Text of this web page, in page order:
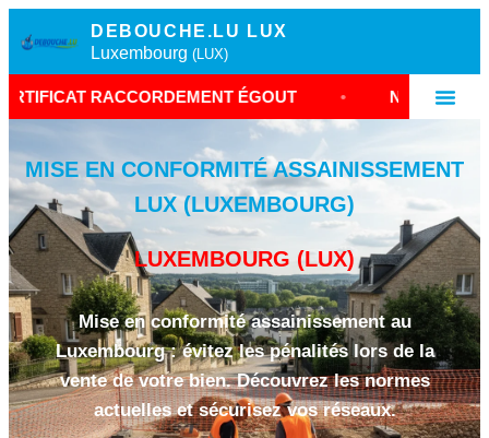
DEBOUCHE.LU LUX
Luxembourg (LUX)
ÉGOUT • NORMES
MISE EN CONFORMITÉ ASSAINISSEMENT
LUX (LUXEMBOURG)
LUXEMBOURG (LUX)
Mise en conformité assainissement au
Luxembourg : évitez les pénalités lors de la
vente de votre bien. Découvrez les normes
actuelles et sécurisez vos réseaux.